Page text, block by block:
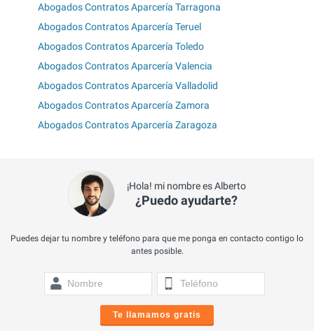
Abogados Contratos Aparcería Tarragona
Abogados Contratos Aparcería Teruel
Abogados Contratos Aparcería Toledo
Abogados Contratos Aparcería Valencia
Abogados Contratos Aparcería Valladolid
Abogados Contratos Aparcería Zamora
Abogados Contratos Aparcería Zaragoza
¡Hola! mi nombre es Alberto
¿Puedo ayudarte?
Puedes dejar tu nombre y teléfono para que me ponga en contacto contigo lo
antes posible.
Te llamamos gratis